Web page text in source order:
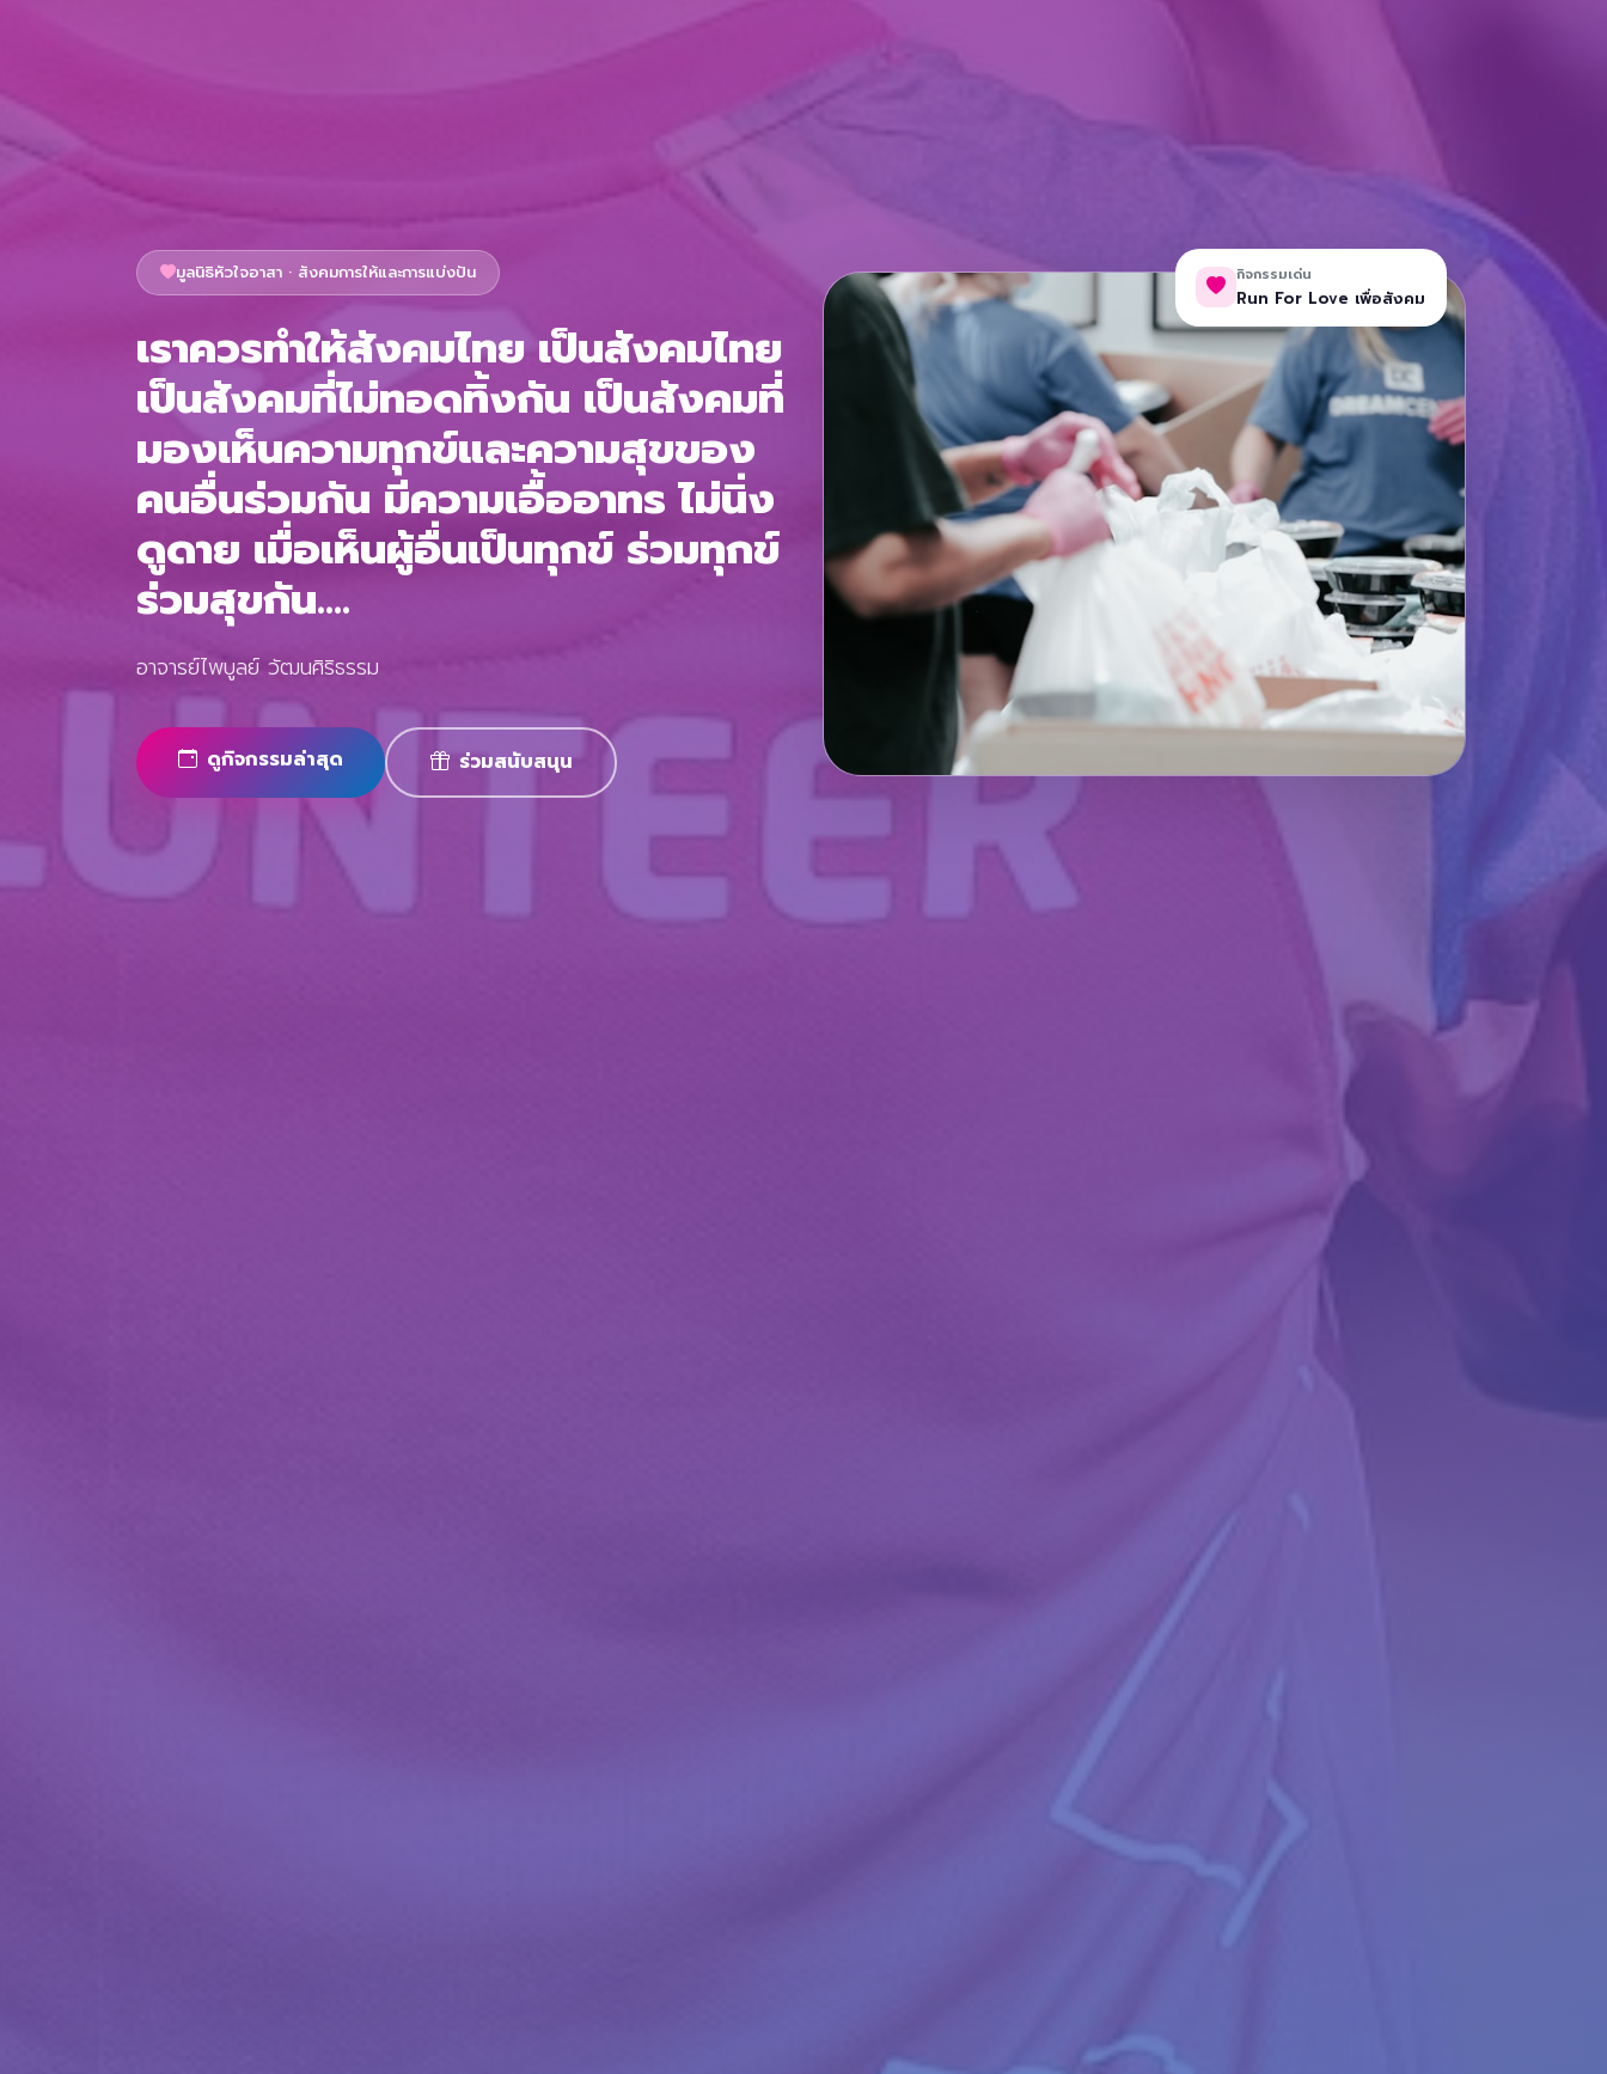
มูลนิธิหัวใจอาสา · สังคมการให้และการแบ่งปัน
เราควรทำให้สังคมไทย เป็นสังคมไทย
เป็นสังคมที่ไม่ทอดทิ้งกัน เป็นสังคมที่
มองเห็นความทุกข์และความสุขของ
คนอื่นร่วมกัน มีความเอื้ออาทร ไม่นิ่ง
ดูดาย เมื่อเห็นผู้อื่นเป็นทุกข์ ร่วมทุกข์
ร่วมสุขกัน....
อาจารย์ไพบูลย์ วัฒนศิริธรรม
ดูกิจกรรมล่าสุด ร่วมสนับสนุน
กิจกรรมเด่น
Run For Love เพื่อสังคม